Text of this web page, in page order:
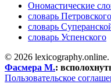
Ономастические
словарь Петровского
словарь
словарь Успенского
© 2026 lexicography.online.
Фасмера М.:
Пользовательское